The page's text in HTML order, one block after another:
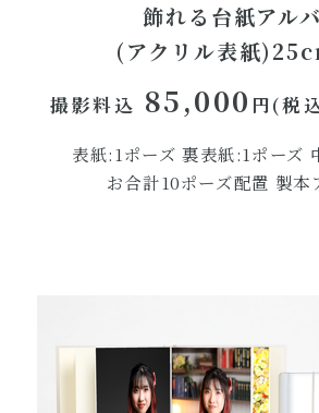
飾れる台紙アル
(アクリル表紙
撮影料込 85,000 円(税
表紙:1ポーズ 裏表紙:1ポーズ
お合計10ポーズ配置 製本